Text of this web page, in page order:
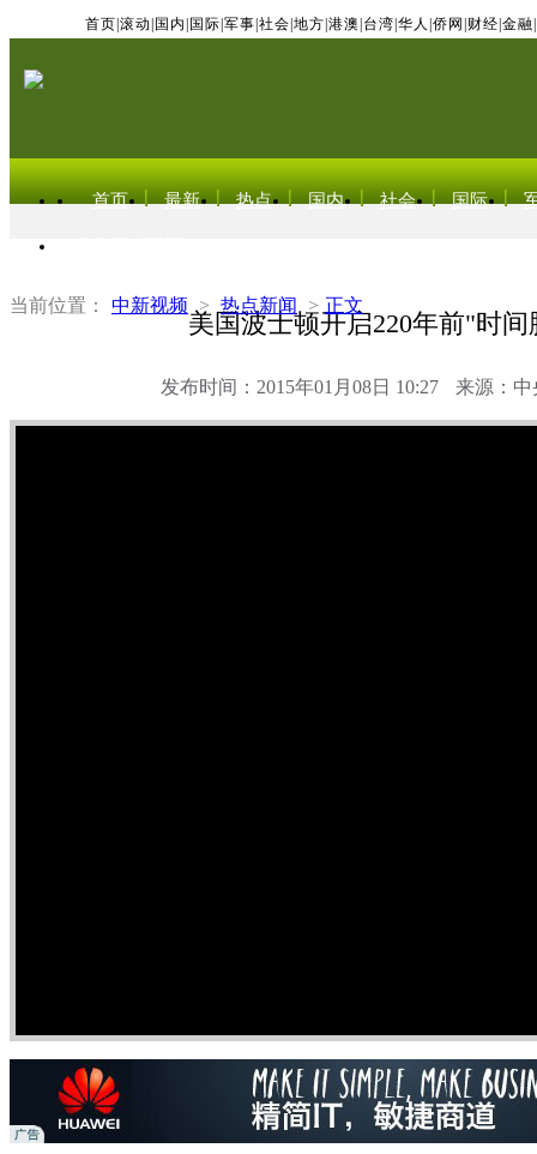
首页 滚动 国内 国际 军事 社会 地方 港澳 台湾 华人 侨网 财经 金融
首页 最新 热点 国内 社会 国际
当前位置： 中新视频 > 热点新闻 > 正文
美国波士顿开启220年前"时间
发布时间：2015年01月08日 10:27 来源：中